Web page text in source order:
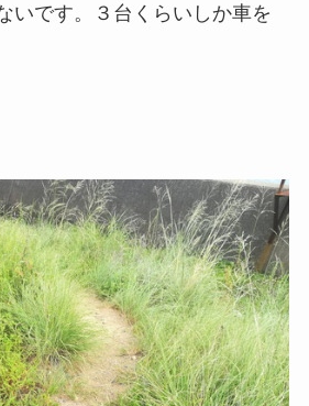
いです。３台くらいしか車を